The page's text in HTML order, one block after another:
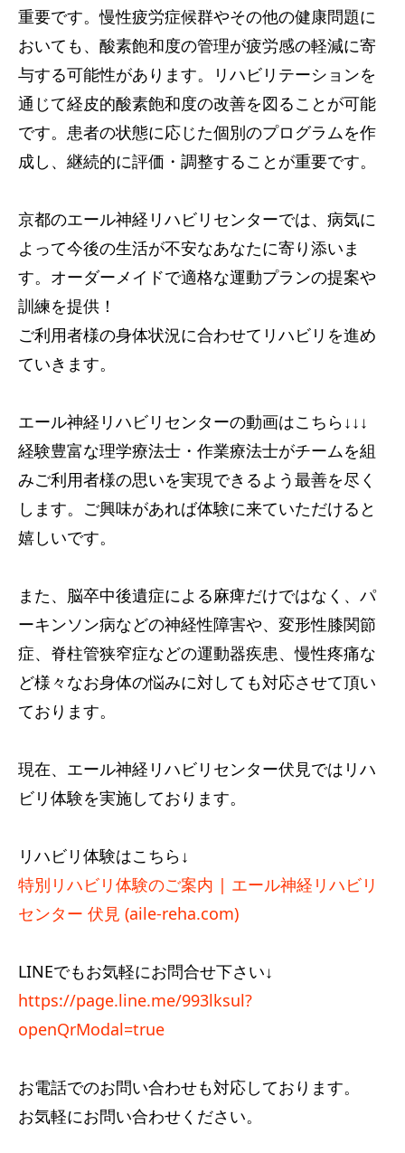
重要です。慢性疲労症候群やその他の健康問題に
おいても、酸素飽和度の管理が疲労感の軽減に寄
与する可能性があります。リハビリテーションを
通じて経皮的酸素飽和度の改善を図ることが可能
です。患者の状態に応じた個別のプログラムを作
成し、継続的に評価・調整することが重要です。
京都のエール神経リハビリセンターでは、病気に
よって今後の生活が不安なあなたに寄り添いま
す。オーダーメイドで適格な運動プランの提案や
訓練を提供！
ご利用者様の身体状況に合わせてリハビリを進め
ていきます。
エール神経リハビリセンターの動画はこちら↓↓↓
経験豊富な理学療法士・作業療法士がチームを組
みご利用者様の思いを実現できるよう最善を尽く
します。ご興味があれば体験に来ていただけると
嬉しいです。
また、脳卒中後遺症による麻痺だけではなく、パ
ーキンソン病などの神経性障害や、変形性膝関節
症、脊柱管狭窄症などの運動器疾患、慢性疼痛な
ど様々なお身体の悩みに対しても対応させて頂い
ております。
現在、エール神経リハビリセンター伏見ではリハ
ビリ体験を実施しております。
リハビリ体験はこちら↓
特別リハビリ体験のご案内 | エール神経リハビリ
センター 伏見 (aile-reha.com)
LINEでもお気軽にお問合せ下さい↓
https://page.line.me/993lksul?
openQrModal=true
お電話でのお問い合わせも対応しております。
お気軽にお問い合わせください。